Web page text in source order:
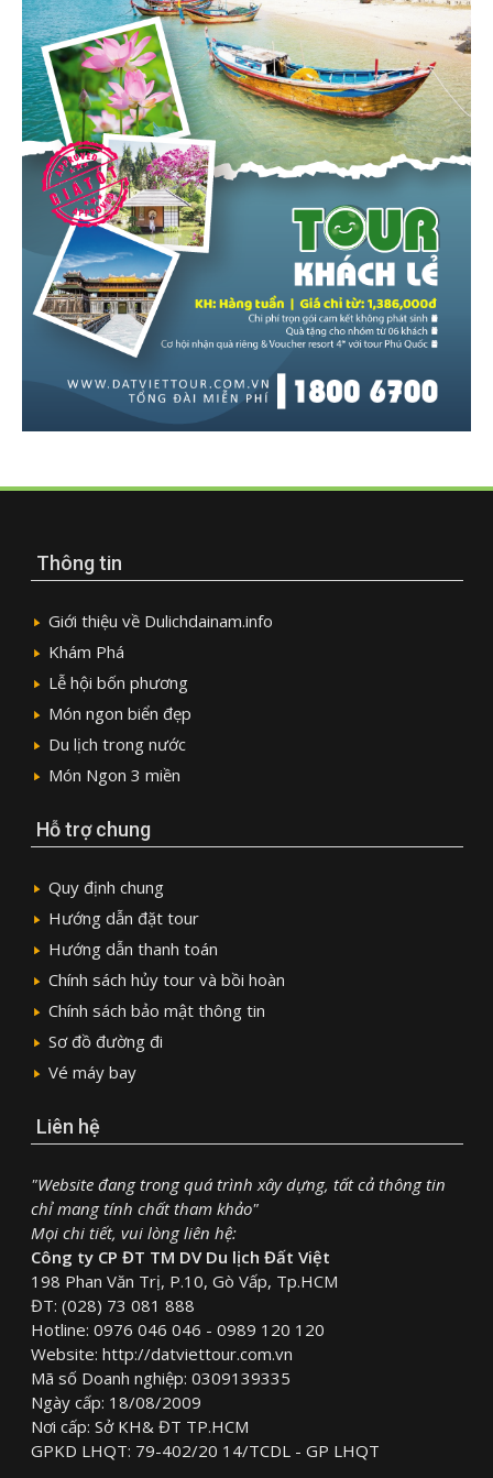
Thông tin
Giới thiệu về Dulichdainam.info
Khám Phá
Lễ hội bốn phương
Món ngon biển đẹp
Du lịch trong nước
Món Ngon 3 miền
Hỗ trợ chung
Quy định chung
Hướng dẫn đặt tour
Hướng dẫn thanh toán
Chính sách hủy tour và bồi hoàn
Chính sách bảo mật thông tin
Sơ đồ đường đi
Vé máy bay
Liên hệ
"Website đang trong quá trình xây dựng, tất cả thông tin
chỉ mang tính chất tham khảo"
Mọi chi tiết, vui lòng liên hệ:
Công ty CP ĐT TM DV Du lịch Đất Việt
198 Phan Văn Trị, P.10, Gò Vấp, Tp.HCM
ĐT: (028) 73 081 888
Hotline: 0976 046 046 - 0989 120 120
Website: http://datviettour.com.vn
Mã số Doanh nghiệp: 0309139335
Ngày cấp: 18/08/2009
Nơi cấp: Sở KH& ĐT TP.HCM
GPKD LHQT: 79-402/20 14/TCDL - GP LHQT